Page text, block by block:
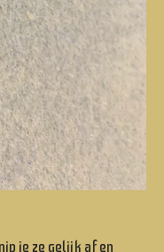
je ze gelijk af en